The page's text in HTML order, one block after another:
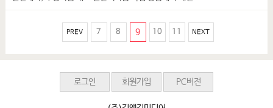
PREV 7 8 9 10 11 NEXT
로그인 회원가입 PC버전